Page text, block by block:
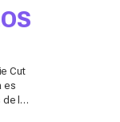
Cut
es
los